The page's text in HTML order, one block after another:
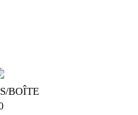
BOÎTE